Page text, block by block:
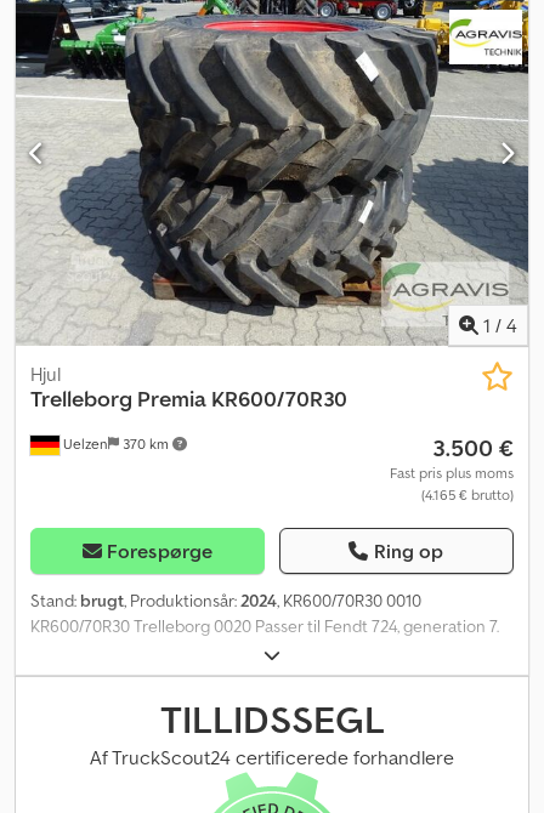
at komme til auktionen: ----- ----- Spændende onlineauktion!
Begynd at byde NU! ab-auction KR 340/85R28 (0010) BKT-
vedligeholdelseshjul (0020) 2 stk. 340/85 R28 (0030) Fendt-rød
Csdpfx Akjw Hny Sj Eorf (0040) Sporbredde 1,5 m (0050) Passer til
Fendt 300 Vario
1 / 4
Uelzen 370 km
Hjul
Trelleborg Premia KR600/70R30
3.500 €
Fast pris plus moms
(4.165 € brutto)
Forespørge Ring op
Stand: brugt, Produktionsår:2024, KR600/70R30 0010
KR600/70R30 Trelleborg 0020 Passer til Fendt 724, generation 7.
TILLIDSSEGL
Af TruckScout24 certificerede forhandlere